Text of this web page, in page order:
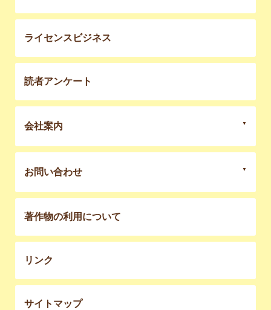
ライセンスビジネス
読者アンケート
会社案内
お問い合わせ
著作物の利用について
リンク
サイトマップ